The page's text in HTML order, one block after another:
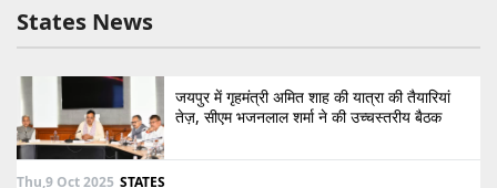
States News
जयपुर में गृहमंत्री अमित शाह की यात्रा की तैयारियां
तेज़, सीएम भजनलाल शर्मा ने की उच्चस्तरीय बैठक
Thu,9 Oct 2025 STATES